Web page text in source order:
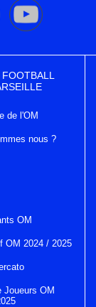
de l'OM
nous ?
OM
OM 2024 / 2025
Joueurs OM